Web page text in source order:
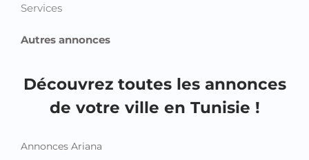
Services
Autres annonces
Découvrez toutes les annonces
de votre ville en Tunisie !
Annonces Ariana